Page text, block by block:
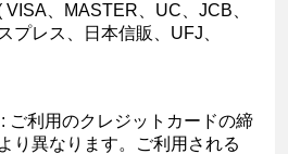
VISA、MASTER、UC、JCB、
プレス、日本信販、UFJ、
ご利用のクレジットカードの締
り異なります。ご利用される